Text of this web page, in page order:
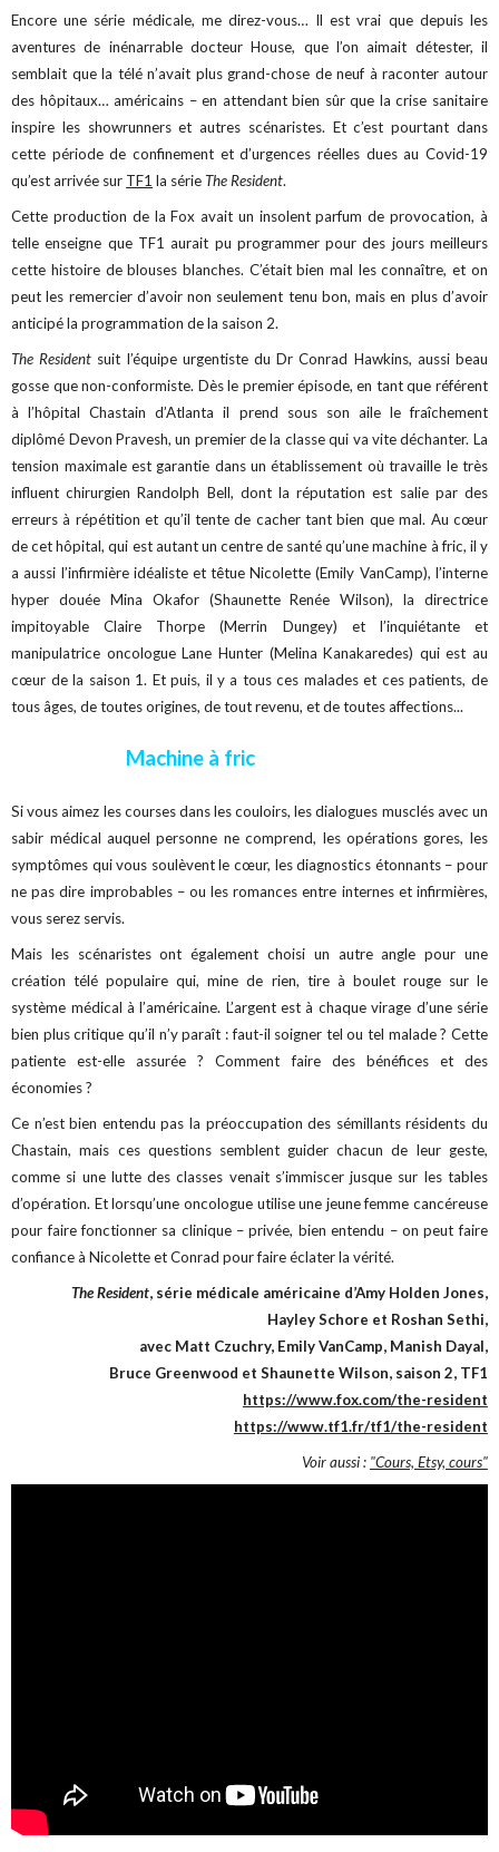
Encore une série médicale, me direz-vous… Il est vrai que depuis les
aventures de inénarrable docteur House, que l’on aimait détester, il
semblait que la télé n’avait plus grand-chose de neuf à raconter autour
des hôpitaux… américains – en attendant bien sûr que la crise sanitaire
inspire les showrunners et autres scénaristes. Et c’est pourtant dans
cette période de confinement et d’urgences réelles dues au Covid-19
qu’est arrivée sur TF1 la sérieThe Resident.
Cette production de la Fox avait un insolent parfum de provocation, à
telle enseigne que TF1 aurait pu programmer pour des jours meilleurs
cette histoire de blouses blanches. C’était bien mal les connaître, et on
peut les remercier d’avoir non seulement tenu bon, mais en plus d’avoir
anticipé la programmation de la saison 2.
The Resident suit l’équipe urgentiste du Dr Conrad Hawkins, aussi beau
gosse que non-conformiste. Dès le premier épisode, en tant que référent
à l’hôpital Chastain d’Atlanta il prend sous son aile le fraîchement
diplômé Devon Pravesh, un premier de la classe qui va vite déchanter. La
tension maximale est garantie dans un établissement où travaille le très
influent chirurgien Randolph Bell, dont la réputation est salie par des
erreurs à répétition et qu’il tente de cacher tant bien que mal. Au cœur
de cet hôpital, qui est autant un centre de santé qu’une machine à fric, il y
a aussi l’infirmière idéaliste et têtue Nicolette (Emily VanCamp), l’interne
hyper douée Mina Okafor (Shaunette Renée Wilson), la directrice
impitoyable Claire Thorpe (Merrin Dungey) et l’inquiétante et
manipulatrice oncologue Lane Hunter (Melina Kanakaredes) qui est au
cœur de la saison 1. Et puis, il y a tous ces malades et ces patients, de
tous âges, de toutes origines, de tout revenu, et de toutes affections...
Machine à fric
Si vous aimez les courses dans les couloirs, les dialogues musclés avec un
sabir médical auquel personne ne comprend, les opérations gores, les
symptômes qui vous soulèvent le cœur, les diagnostics étonnants – pour
ne pas dire improbables – ou les romances entre internes et infirmières,
vous serez servis.
Mais les scénaristes ont également choisi un autre angle pour une
création télé populaire qui, mine de rien, tire à boulet rouge sur le
système médical à l’américaine. L’argent est à chaque virage d’une série
bien plus critique qu’il n’y paraît : faut-il soigner tel ou tel malade ? Cette
patiente est-elle assurée ? Comment faire des bénéfices et des
économies ?
Ce n’est bien entendu pas la préoccupation des sémillants résidents du
Chastain, mais ces questions semblent guider chacun de leur geste,
comme si une lutte des classes venait s’immiscer jusque sur les tables
d’opération. Et lorsqu’une oncologue utilise une jeune femme cancéreuse
pour faire fonctionner sa clinique – privée, bien entendu – on peut faire
confiance à Nicolette et Conrad pour faire éclater la vérité.
The Resident, série médicale américaine d’Amy Holden Jones,
Hayley Schore et Roshan Sethi,
avec Matt Czuchry, Emily VanCamp, Manish Dayal,
Bruce Greenwood et Shaunette Wilson, saison 2, TF1
https://www.fox.com/the-resident
https://www.tf1.fr/tf1/the-resident
Voir aussi : "Cours, Etsy, cours"